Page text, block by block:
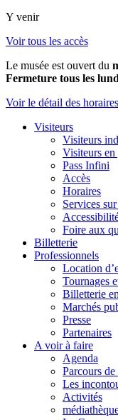
Y venir
Voir tous les accès
Le musée est ouvert du
Fermeture tous les
Voir le détail des horaires
Visiteurs
Visiteurs
Visiteurs en
Pass Infini
Accès
Horaires
Services
Foire aux
Billetterie
Professionnels
Location
Tournages
Billetterie
Marchés
Presse
Partenaires
A voir à faire
Agenda
Parcours
Les
Activités